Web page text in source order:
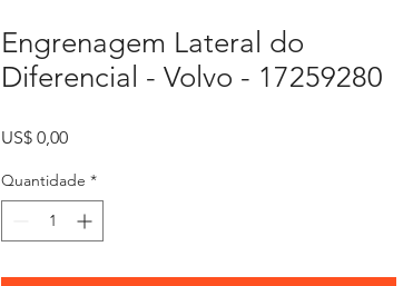
Engrenagem Lateral do
Diferencial - Volvo - 17259280
US$ 0,00Preço
Quantidade *